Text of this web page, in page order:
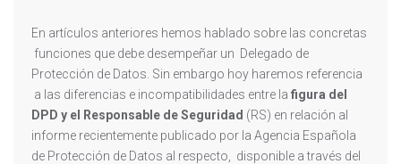
En artículos anteriores hemos hablado sobre las concretas
funciones que debe desempeñar un Delegado de
Protección de Datos. Sin embargo hoy haremos referencia
a las diferencias e incompatibilidades entre la figura del
DPD y el Responsable de Seguridad (RS) en relación al
informe recientemente publicado por la Agencia Española
de Protección de Datos al respecto, disponible a través del